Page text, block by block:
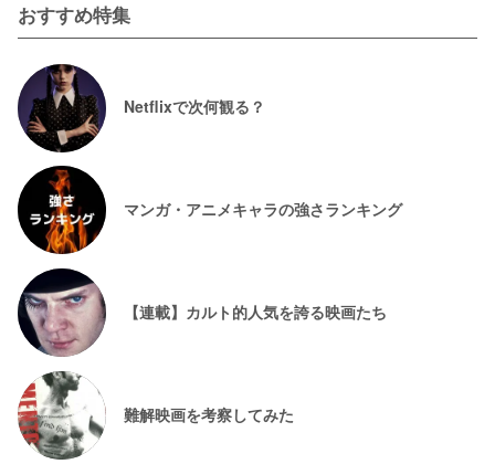
おすすめ特集
Netflixで次何観る？
マンガ・アニメキャラの強さランキング
【連載】カルト的人気を誇る映画たち
難解映画を考察してみた